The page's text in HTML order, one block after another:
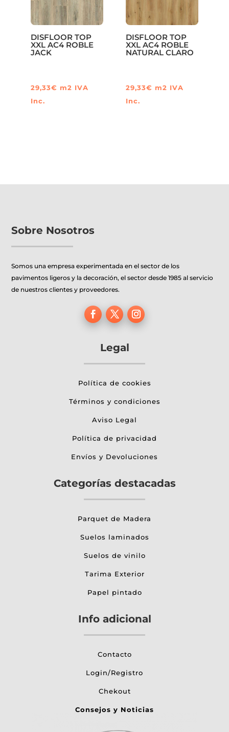
DISFLOOR TOP
XXL AC4 ROBLE
JACK
29,33€ m2 IVA
Inc.
DISFLOOR TOP
XXL AC4 ROBLE
NATURAL CLARO
29,33€ m2 IVA
Inc.
Sobre Nosotros
Somos una empresa experimentada en el sector de los
pavimentos ligeros y la decoración, el sector desde 1985 al servicio
de nuestros clientes y proveedores.
Legal
Política de cookies
Términos y condiciones
Aviso Legal
Política de privacidad
Envíos y Devoluciones
Categorías destacadas
Parquet de Madera
Suelos laminados
Suelos de vinilo
Tarima Exterior
Papel pintado
Info adicional
Contacto
Login/Registro
Chekout
Consejos y Noticias